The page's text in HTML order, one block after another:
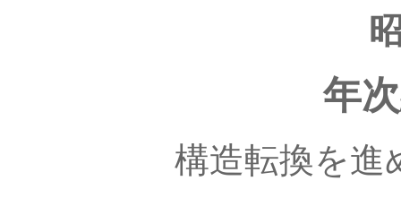
年
構造転換を進